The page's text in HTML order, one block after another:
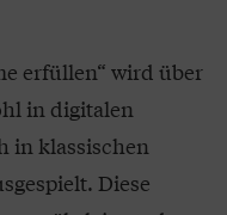
erfüllen“ wird über
in digitalen
in klassischen
Diese